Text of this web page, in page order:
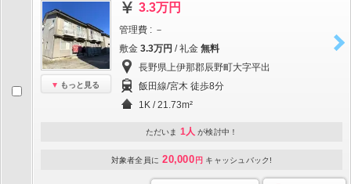
もっと見る
3.3万円
管理費 : －
敷金 3.3万円 / 礼金 無料
長野県上伊那郡辰野町大字平出
飯田線/宮木 徒歩8分
1K / 21.73m²
ただいま 1人 が検討中！
対象者全員に 20,000 円 キャッシュバック!